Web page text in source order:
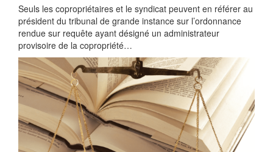
Seuls les copropriétaires et le syndicat peuvent en référer au
président du tribunal de grande instance sur l’ordonnance
rendue sur requête ayant désigné un administrateur
provisoire de la copropriété…